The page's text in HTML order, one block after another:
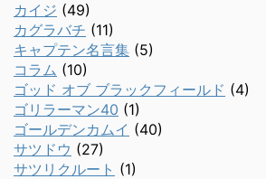
カイジ (49)
カグラバチ (11)
キャプテン名言集 (5)
コラム (10)
ゴッド オブ ブラックフィールド (4)
ゴリラーマン40 (1)
ゴールデンカムイ (40)
サツドウ (27)
サツリクルート (1)